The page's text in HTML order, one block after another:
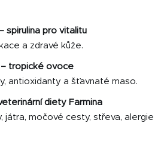
– spirulina pro vitalitu
a zdravé kůže.
– tropické ovoce
antioxidanty a šťavnaté maso.
diety Farmina
játra, močové cesty, střeva, alergie